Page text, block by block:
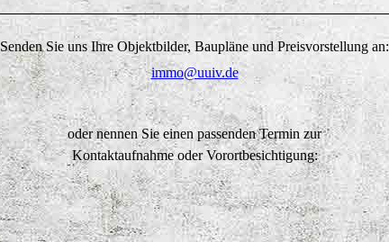
Senden Sie uns Ihre Objektbilder, Baupläne und Preisvorstellung an:
immo@uuiv.de
oder nennen Sie einen passenden Termin zur
Kontaktaufnahme oder Vorortbesichtigung: